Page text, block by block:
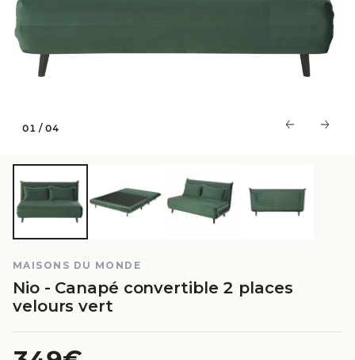
01 /04
MAISONS DU MONDE
Nio - Canapé convertible 2 places
velours vert